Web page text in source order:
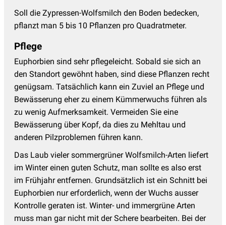
Soll die Zypressen-Wolfsmilch den Boden bedecken,
pflanzt man 5 bis 10 Pflanzen pro Quadratmeter.
Pflege
Euphorbien sind sehr pflegeleicht. Sobald sie sich an
den Standort gewöhnt haben, sind diese Pflanzen recht
genügsam. Tatsächlich kann ein Zuviel an Pflege und
Bewässerung eher zu einem Kümmerwuchs führen als
zu wenig Aufmerksamkeit. Vermeiden Sie eine
Bewässerung über Kopf, da dies zu Mehltau und
anderen Pilzproblemen führen kann.
Das Laub vieler sommergrüner Wolfsmilch-Arten liefert
im Winter einen guten Schutz, man sollte es also erst
im Frühjahr entfernen. Grundsätzlich ist ein Schnitt bei
Euphorbien nur erforderlich, wenn der Wuchs ausser
Kontrolle geraten ist. Winter- und immergrüne Arten
muss man gar nicht mit der Schere bearbeiten. Bei der